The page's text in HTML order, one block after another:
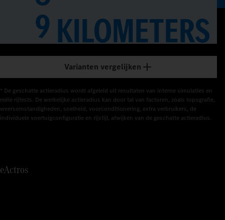
9KILOMETERS
Varianten vergelijken
* De geschatte actieradius wordt afgeleid uit resultaten van interne simulaties en
reële rijtests. De werkelijke actieradius kan door tal van factoren, zoals topografie,
weersomstandigheden, snelheid, voorconditionering, extra verbruikers, de
individuele voertuigconfiguratie en rijstijl, afwijken van de geschatte actieradius.
eActros
2
3
4
5
7
8